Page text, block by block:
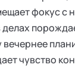
фокус с
делах
вечернее
чувство